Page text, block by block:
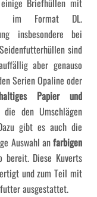
Briefhüllen mit
im Format DL.
insbesondere bei
sind
aber genauso
SerienOpaline oder
Papier und
die den Umschlägen
gibt es auch die
Auswahl anfarbigen
bereit. Diese Kuverts
und zum Teil mit
ausgestattet.